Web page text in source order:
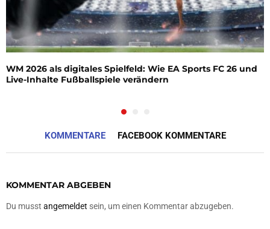
WM 2026 als digitales Spielfeld: Wie EA Sports FC 26 und
Live-Inhalte Fußballspiele verändern
KOMMENTARE FACEBOOK KOMMENTARE
KOMMENTAR ABGEBEN
Du musst angemeldet sein, um einen Kommentar abzugeben.